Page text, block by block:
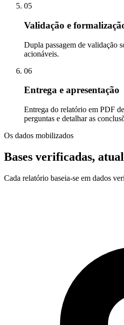
05
Validação e
Dupla passagem de validação
acionáveis.
06
Entrega e apresentação
Entrega do relatório em PDF
perguntas e detalhar as
Os dados mobilizados
Bases verificadas,
Cada relatório baseia-se em dados